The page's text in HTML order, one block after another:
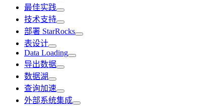
最佳实践
技术支持
部署 StarRocks
表设计
Data Loading
导出数据
数据湖
查询加速
外部系统集成